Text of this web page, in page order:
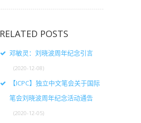
RELATED POSTS
邓敏灵：刘晓波周年纪念引言
(2020-12-08)
【ICPC】独立中文笔会关于国际
笔会刘晓波周年纪念活动通告
(2020-12-05)